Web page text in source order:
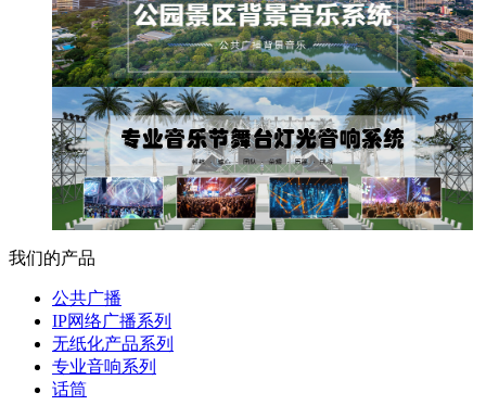
我们的产品
公共广播
IP网络广播系列
无纸化产品系列
专业音响系列
话筒